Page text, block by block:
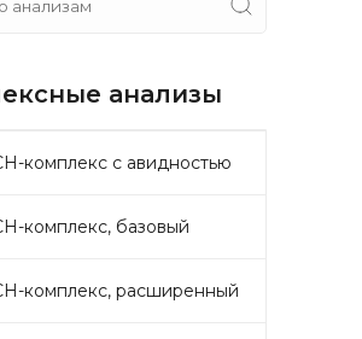
анализы
комплекс с авидностью
комплекс, базовый
комплекс, расширенный